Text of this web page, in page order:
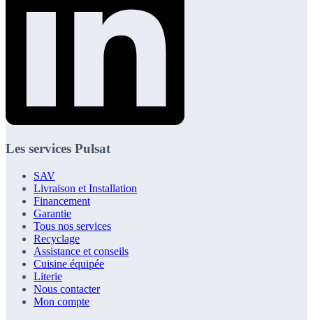
Les services Pulsat
SAV
Livraison et Installation
Financement
Garantie
Tous nos services
Recyclage
Assistance et conseils
Cuisine équipée
Literie
Nous contacter
Mon compte